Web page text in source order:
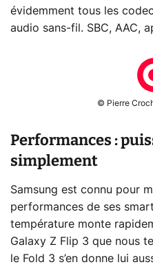
évidemment tous les
audio sans-fil. SBC, AAC,
© Pierre
Performances :
simplement
Samsung est connu pour
performances de ses
température monte
Galaxy Z Flip 3 que nous
le Fold 3 s’en donne lui